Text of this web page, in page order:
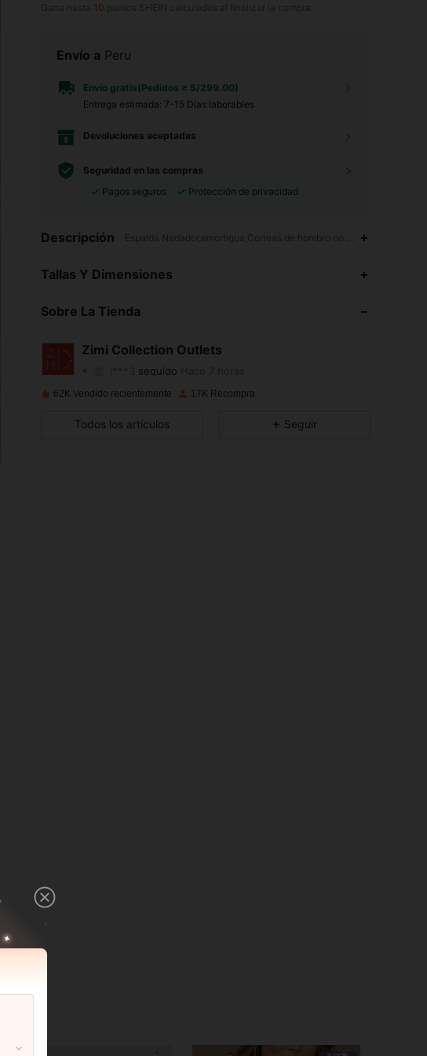
10
Envío a Peru
Envío gratis(Pedidos ≥ S/299.00)
Entrega estimada: 7-15 Días laborables
Devoluciones aceptadas
Seguridad en las compras
Pagos seguros
Protección de privacidad
Descripción Espalda Nadador,amortigua,Correas de hombro no ajustables
Tallas Y Dimensiones
Sobre La Tienda
Zimi Collection Outlets
4.82
4.82 Calificación 83
62K Vendido recientemente 17K Recompra
Todos los artículos Seguir